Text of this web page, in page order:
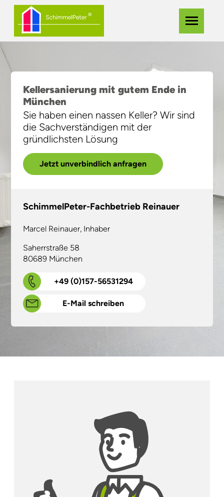
Zum
Hauptinhalt
springen
Navigation
Kellersanierung mit gutem Ende in
München
Sie haben einen nassen Keller? Wir sind
die Sachverständigen mit der
gründlichsten Lösung
Jetzt unverbindlich anfragen
SchimmelPeter-Fachbetrieb Reinauer
Marcel Reinauer, Inhaber
Saherrstraße 58
80689 München
+49 (0)157-56531294
E-Mail schreiben